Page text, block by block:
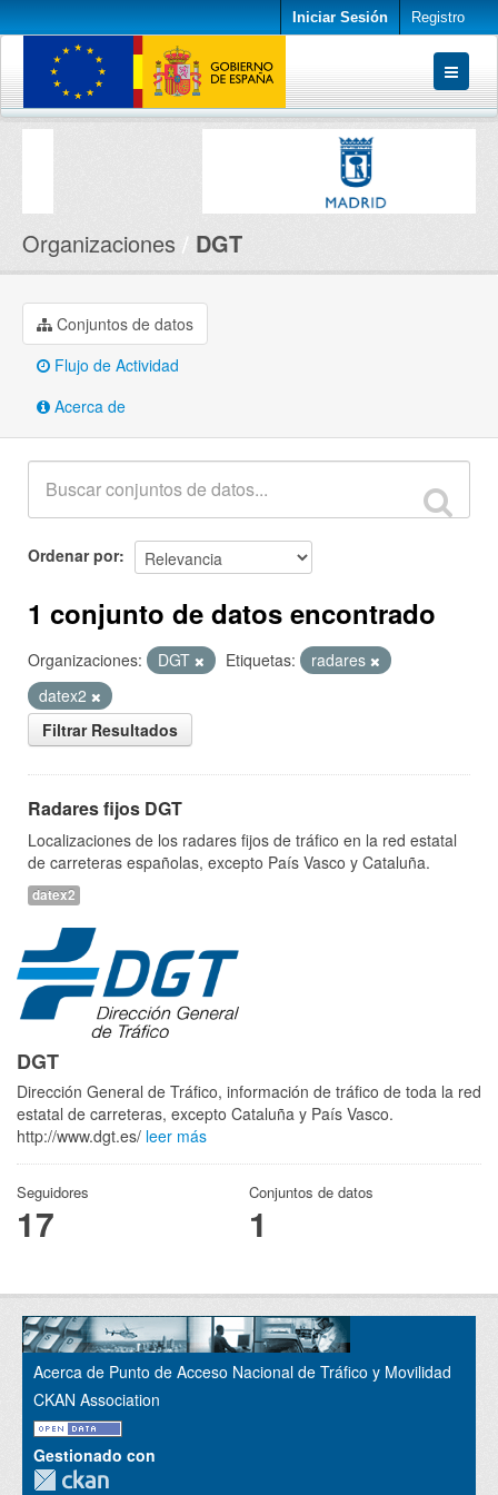
Iniciar Sesión Registro
Conjuntos de datos
Organizaciones DGT
Conjuntos de datos
Flujo de Actividad
Acerca de
Ordenar por
1 conjunto de datos encontrado
Organizaciones: DGT Etiquetas:
radares
datex2
Filtrar Resultados
Radares fijos DGT
Localizaciones de los radares fijos de tráfico en la red estatal
de carreteras españolas, excepto País Vasco y Cataluña.
datex2
DGT
Dirección General de Tráfico, información de tráfico de toda la red
estatal de carreteras, excepto Cataluña y País Vasco.
http://www.dgt.es/ leer más
Seguidores
17
Conjuntos de datos
1
Acerca de Punto de Acceso Nacional de Tráfico y Movilidad
CKAN Association
Gestionado con